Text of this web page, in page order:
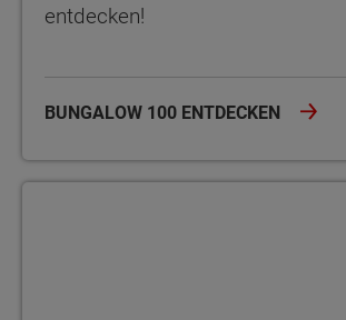
entdecken!
BUNGALOW 100 ENTDECKEN